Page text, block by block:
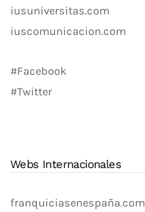
iusuniversitas.com
iuscomunicacion.com
#Facebook
#Twitter
Webs Internacionales
franquiciasenespaña.com